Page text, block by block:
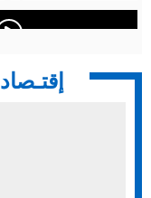
إقتـصاد